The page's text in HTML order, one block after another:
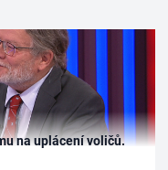
na uplácení voličů.